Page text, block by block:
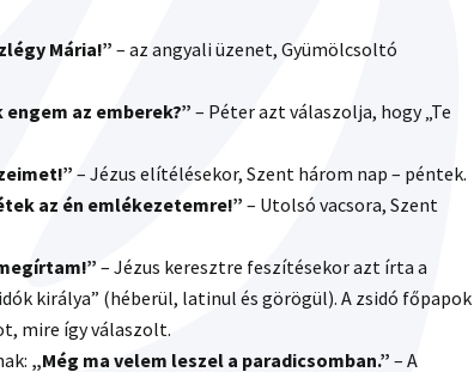
Mária!”– az angyali üzenet, Gyümölcsoltó
az emberek?”– Péter azt válaszolja, hogy „Te
– Jézus elítélésekor, Szent három nap – péntek.
az én emlékezetemre!”– Utolsó vacsora, Szent
– Jézus keresztre feszítésekor azt írta a
királya” (héberül, latinul és görögül). A zsidó főpapok
mire így válaszolt.
„Még ma velem leszel a paradicsomban.” – A